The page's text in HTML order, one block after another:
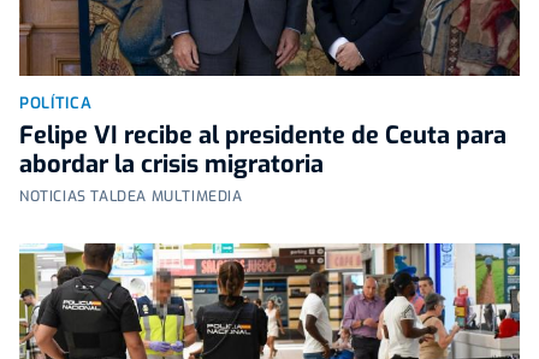
POLÍTICA
Felipe VI recibe al presidente de Ceuta para
abordar la crisis migratoria
NOTICIAS TALDEA MULTIMEDIA